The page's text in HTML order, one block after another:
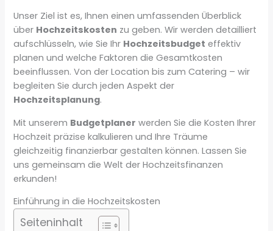
Unser Ziel ist es, Ihnen einen umfassenden Überblick
über Hochzeitskosten zu geben. Wir werden detailliert
aufschlüsseln, wie Sie Ihr Hochzeitsbudget effektiv
planen und welche Faktoren die Gesamtkosten
beeinflussen. Von der Location bis zum Catering – wir
begleiten Sie durch jeden Aspekt der
Hochzeitsplanung.
Mit unserem Budgetplaner werden Sie die Kosten Ihrer
Hochzeit präzise kalkulieren und Ihre Träume
gleichzeitig finanzierbar gestalten können. Lassen Sie
uns gemeinsam die Welt der Hochzeitsfinanzen
erkunden!
Einführung in die Hochzeitskosten
Seiteninhalt